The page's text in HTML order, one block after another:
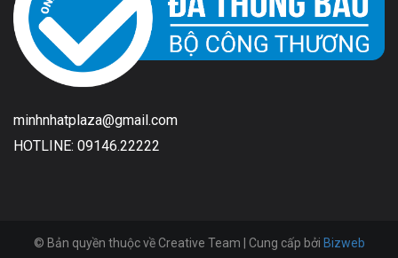
minhnhatplaza@gmail.com
HOTLINE: 09146.22222
© Bản quyền thuộc về Creative Team | Cung cấp bởi Bizweb